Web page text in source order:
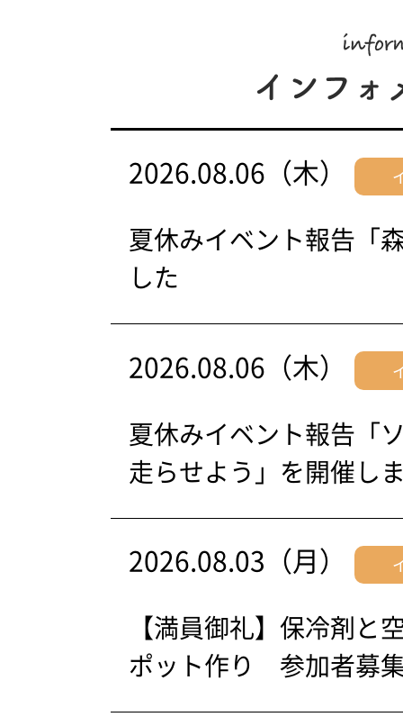
2026.08.06（木）
夏休みイベント報告「
した
2026.08.06（木）
夏休みイベント報告「
走らせよう」を開催し
2026.08.03（月）
【満員御礼】保冷剤と
ポット作り 参加者募